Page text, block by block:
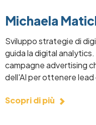
Michaela
Sviluppo strategie di
guida la digital
campagne advertising
dell'AI per ottenere lead
Scopri di più